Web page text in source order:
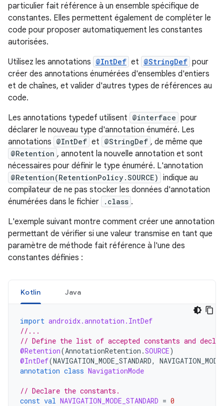
particulier fait référence à un ensemble spécifique de
constantes. Elles permettent également de compléter le
code pour proposer automatiquement les constantes
autorisées.
Utilisez les annotations @IntDef et @StringDef pour
créer des annotations énumérées d'ensembles d'entiers
et de chaînes, et valider d'autres types de références au
code.
Les annotations typedef utilisent @interface pour
déclarer le nouveau type d'annotation énuméré. Les
annotations @IntDef et @StringDef , de même que
@Retention , annotent la nouvelle annotation et sont
nécessaires pour définir le type énuméré. L'annotation
@Retention(RetentionPolicy.SOURCE) indique au
compilateur de ne pas stocker les données d'annotation
énumérées dans le fichier
.class .
L'exemple suivant montre comment créer une annotation
permettant de vérifier si une valeur transmise en tant que
paramètre de méthode fait référence à l'une des
constantes définies :
Kotlin Java
import androidx.annotation.IntDef
//...
// Define the list of accepted constants and
@Retention(AnnotationRetention .SOURCE)
@IntDef(NAVIGATION_MODE_STANDARD,
annotation class NavigationMode
// Declare the constants.
const val NAVIGATION_MODE_STANDARD = 0